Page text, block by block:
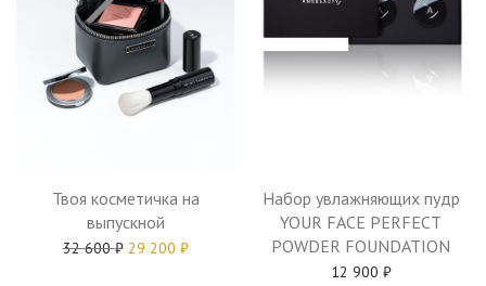
Твоя косметичка на
выпускной
32 600₽ 29 200 ₽
Набор увлажняющих пудр
YOUR FACE PERFECT
POWDER FOUNDATION
12 900 ₽